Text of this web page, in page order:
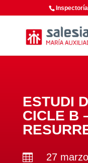
ESTUDI
CICLE B
 27